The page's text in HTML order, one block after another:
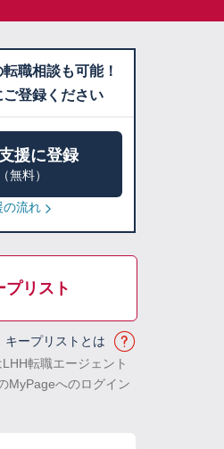
職相談も可能！
ご登録ください
援に登録
（無料）
の流れ
プリスト
キープリストとは
転職エージェント
MyPageへのログイン